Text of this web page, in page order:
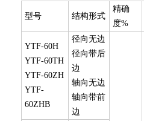
型号 结构形式
精确
度%
YTF-60H
YTF-60TH
YTF-60ZH
YTF-
60ZHB
径向无边
径向带后
边
轴向无边
轴向带前
边